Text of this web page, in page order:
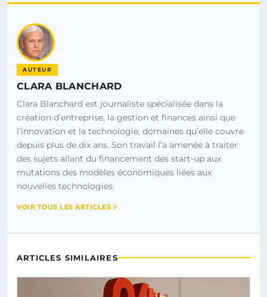
AUTEUR
CLARA BLANCHARD
Clara Blanchard est journaliste spécialisée dans la
création d’entreprise, la gestion et finances ainsi que
l’innovation et la technologie, domaines qu’elle couvre
depuis plus de dix ans. Son travail l’a amenée à traiter
des sujets allant du financement des start-up aux
mutations des modèles économiques liées aux
nouvelles technologies.
VOIR TOUS LES ARTICLES
ARTICLES SIMILAIRES